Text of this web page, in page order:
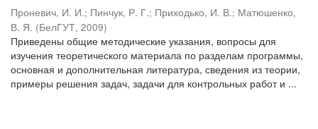
Проневич, И. И.; Пинчук, Р. Г.; Приходько, И. В.; Матюшенко,
В. Я. (БелГУТ, 2009)
Приведены общие методические указания, вопросы для
изучения теоретического материала по разделам программы,
основная и дополнительная литература, сведения из теории,
примеры решения задач, задачи для контрольных работ и ...